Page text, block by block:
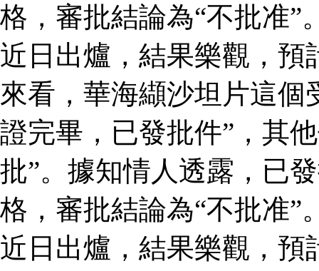
格，審批結論為“不批准”
近日出爐，結果樂觀，預
來看，華海纈沙坦片這個
證完畢，已發批件”，其
批”。據知情人透露，已
格，審批結論為“不批准”
近日出爐，結果樂觀，預